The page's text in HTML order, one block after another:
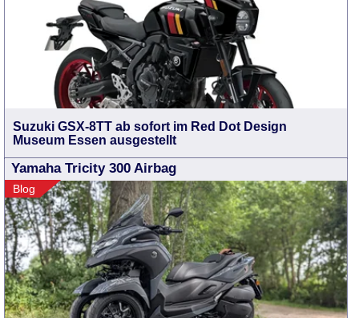
Suzuki GSX-8TT ab sofort im Red Dot Design
Museum Essen ausgestellt
Yamaha Tricity 300 Airbag
Blog